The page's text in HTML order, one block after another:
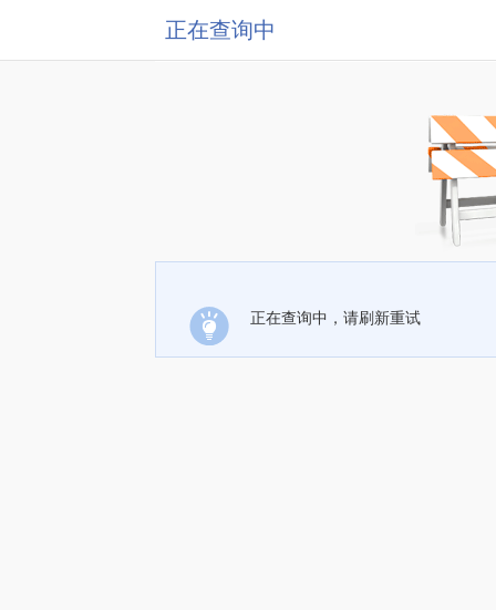
正在查询中
正在查询中，请刷新重试